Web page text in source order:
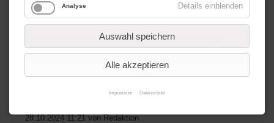
Werbung
28.10.2024 11:21 von Redaktion
Analyse Details einblenden
Auswahl speichern
Alle akzeptieren
Impressum Datenschutz